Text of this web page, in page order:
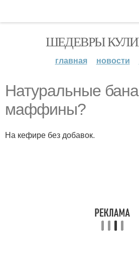
ШЕДЕВРЫ
главная новости
Натуральные
маффины?
На кефире без добавок.